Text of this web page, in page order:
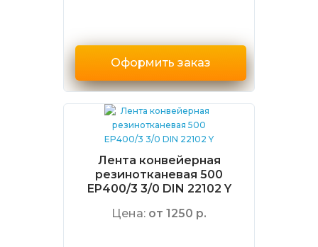
Оформить заказ
Лента конвейерная
резинотканевая 500
EP400/3 3/0 DIN 22102 Y
Цена: от 1250 р.